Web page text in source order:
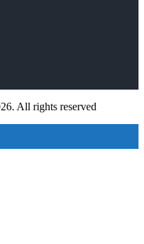
All rights reserved